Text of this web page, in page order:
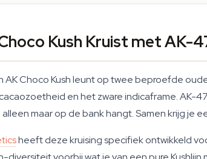
Kush Kruist met AK-
AK Choco Kush leunt op twee beproefde
en het zware indicaframe. AK-
maar op de bank hangt. Samen krijg je
heeft deze kruising specifiek ontwikkeld